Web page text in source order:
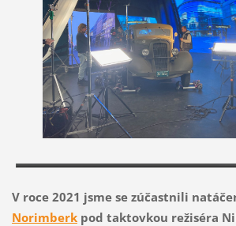
V roce 2021 jsme se zúčastnili
Norimberkpod taktovkou režiséra